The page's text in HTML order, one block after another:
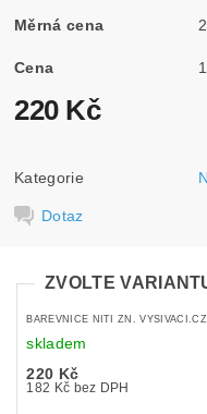
Měrná cena
Cena
220 Kč
Kategorie
Dotaz
ZVOLTE
BAREVNICE NITI ZN. VYSIVACI.CZ
skladem
220 Kč
182 Kč bez DPH